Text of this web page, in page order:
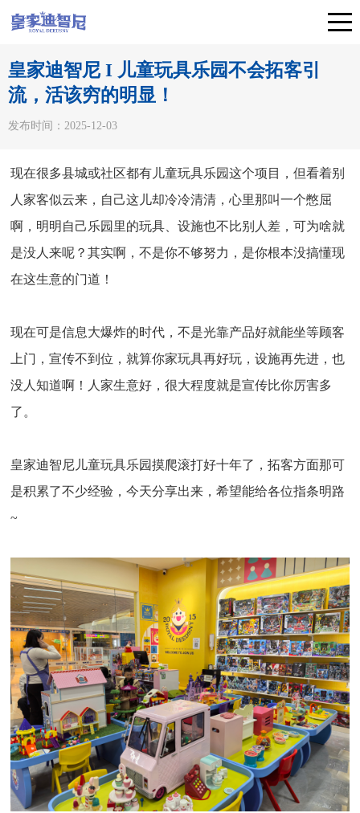
皇家迪智尼 I 儿童玩具乐园不会拓客引
流，活该穷的明显！
发布时间：2025-12-03
现在很多县城或社区都有儿童玩具乐园这个项目，但看着别
人家客似云来，自己这儿却冷冷清清，心里那叫一个憋屈
啊，明明自己乐园里的玩具、设施也不比别人差，可为啥就
是没人来呢？其实啊，不是你不够努力，是你根本没搞懂现
在这生意的门道！
现在可是信息大爆炸的时代，不是光靠产品好就能坐等顾客
上门，宣传不到位，就算你家玩具再好玩，设施再先进，也
没人知道啊！人家生意好，很大程度就是宣传比你厉害多
了。
皇家迪智尼儿童玩具乐园摸爬滚打好十年了，拓客方面那可
是积累了不少经验，今天分享出来，希望能给各位指条明路
~